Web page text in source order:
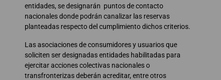
entidades, se designarán puntos de contacto
nacionales donde podrán canalizar las reservas
planteadas respecto del cumplimiento dichos criterios.
Las asociaciones de consumidores y usuarios que
soliciten ser designadas entidades habilitadas para
ejercitar acciones colectivas nacionales o
transfronterizas deberán acreditar, entre otros